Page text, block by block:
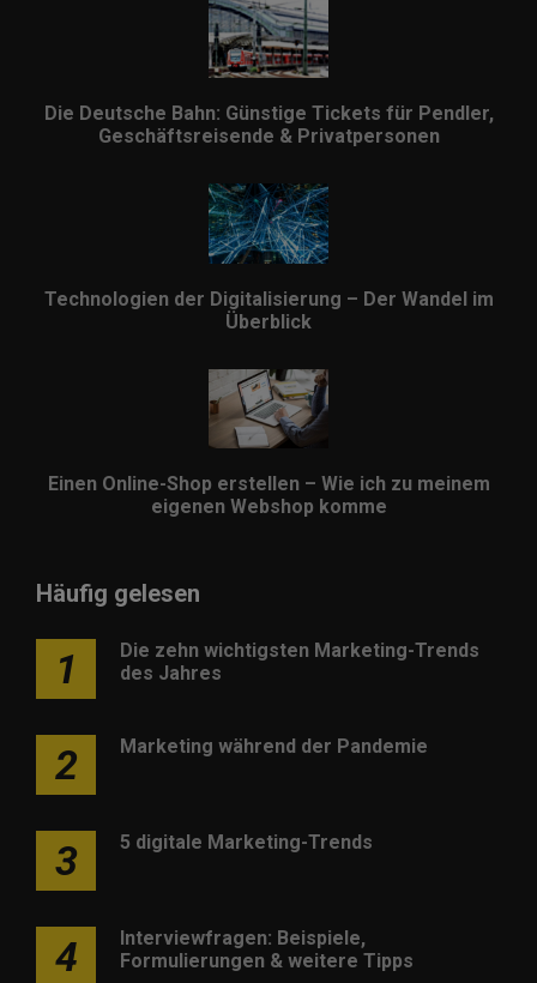
Die Deutsche Bahn: Günstige Tickets für Pendler,
Geschäftsreisende & Privatpersonen
Technologien der Digitalisierung – Der Wandel im
Überblick
Einen Online-Shop erstellen – Wie ich zu meinem
eigenen Webshop komme
Häufig gelesen
1
Die zehn wichtigsten Marketing-Trends
des Jahres
2 Marketing während der Pandemie
3 5 digitale Marketing-Trends
4
Interviewfragen: Beispiele,
Formulierungen & weitere Tipps